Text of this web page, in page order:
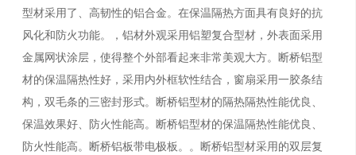
型材采用了、高韧性的铝合金。在保温隔热方面具有良好的抗
风化和防火功能。，铝材外观采用铝塑复合型材，外表面采用
金属网状涂层，使得整个外部看起来非常美观大方。断桥铝型
材的保温隔热性好，采用内外框软性结合，窗扇采用一胶条结
构，双毛条的三密封形式。断桥铝型材的隔热隔热性能优良、
保温效果好、防火性能高。断桥铝型材的保温隔热性能优良、
防火性能高。断桥铝板带电极板。。断桥铝型材采用的双层复